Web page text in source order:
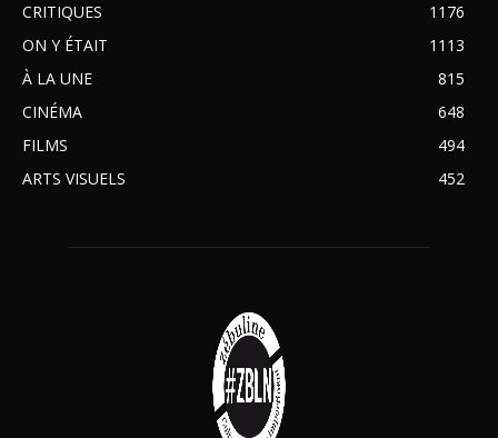
CRITIQUES
1176
ON Y ÉTAIT
1113
À LA UNE
815
CINÉMA
648
FILMS
494
ARTS VISUELS
452